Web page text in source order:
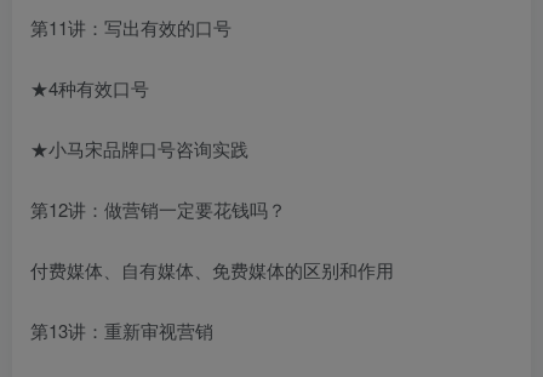
第11讲：写出有效的口号
★4种有效口号
★小马宋品牌口号咨询实践
第12讲：做营销一定要花钱吗？
付费媒体、自有媒体、免费媒体的区别和作用
第13讲：重新审视营销